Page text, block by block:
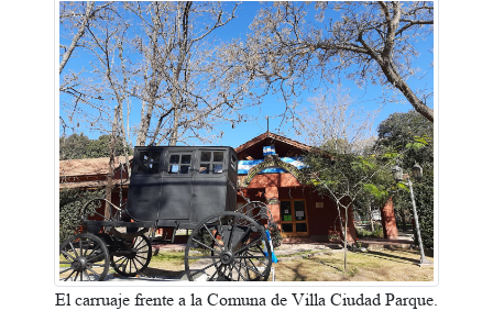
El carruaje frente a la Comuna de Villa Ciudad Parque.